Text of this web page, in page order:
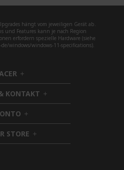
hängt vom jeweiligen Gerät ab.
und Features kann je nach Region
erfordern spezielle Hardware (siehe
windows/windows-11-specifications).
h
i
d
d
e
n
KONTAKT h
i
d
n
h
i
d
d
STORE h
i